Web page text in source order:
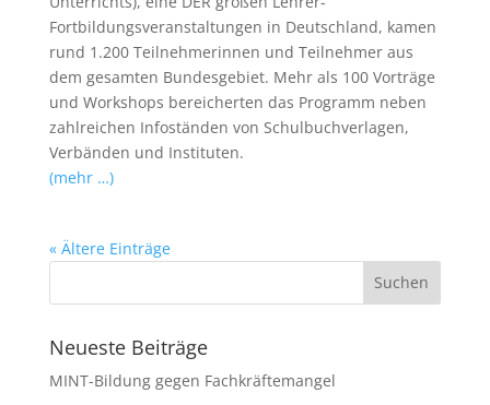
Fortbildungsveranstaltungen in Deutschland, kamen
rund 1.200 Teilnehmerinnen und Teilnehmer aus
dem gesamten Bundesgebiet. Mehr als 100 Vorträge
und Workshops bereicherten das Programm neben
zahlreichen Infoständen von Schulbuchverlagen,
Verbänden und Instituten.
(mehr …)
« Ältere Einträge
Neueste Beiträge
MINT-Bildung gegen Fachkräftemangel